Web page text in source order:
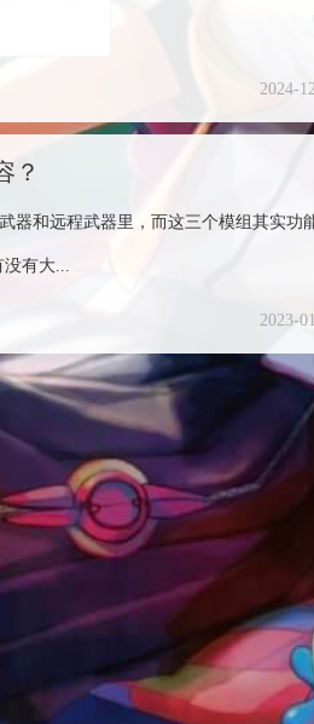
2024-
？
器和远程武器里，而这三个模组其实功
没有大...
2023-